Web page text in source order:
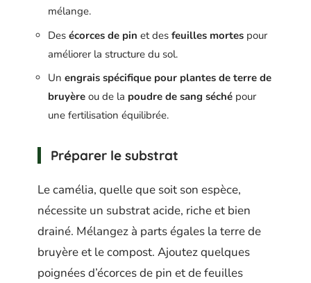
mélange.
Des écorces de pin et des feuilles mortes pour
améliorer la structure du sol.
Un engrais spécifique pour plantes de terre de
bruyère ou de la poudre de sang séché pour
une fertilisation équilibrée.
Préparer le substrat
Le camélia, quelle que soit son espèce,
nécessite un substrat acide, riche et bien
drainé. Mélangez à parts égales la terre de
bruyère et le compost. Ajoutez quelques
poignées d’écorces de pin et de feuilles